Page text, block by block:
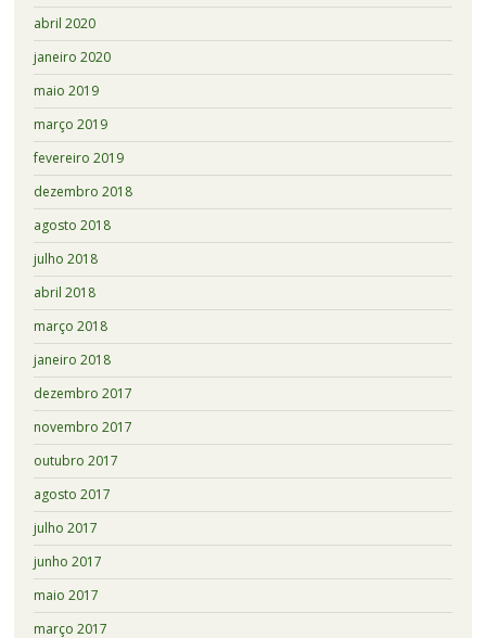
abril 2020
janeiro 2020
maio 2019
março 2019
fevereiro 2019
dezembro 2018
agosto 2018
julho 2018
abril 2018
março 2018
janeiro 2018
dezembro 2017
novembro 2017
outubro 2017
agosto 2017
julho 2017
junho 2017
maio 2017
março 2017